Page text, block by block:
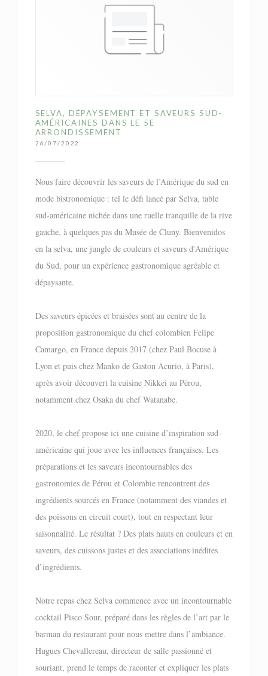
SELVA, DÉPAYSEMENT ET SAVEURS SUD-
AMÉRICAINES DANS LE 5E
ARRONDISSEMENT
26/07/2022
Nous faire découvrir les saveurs de l’Amérique du sud en
mode bistronomique : tel le défi lancé par Selva, table
sud-américaine nichée dans une ruelle tranquille de la rive
gauche, à quelques pas du Musée de Cluny. Bienvenidos
en la selva, une jungle de couleurs et saveurs d'Amérique
du Sud, pour un expérience gastronomique agréable et
dépaysante.
Des saveurs épicées et braisées sont au centre de la
proposition gastronomique du chef colombien Felipe
Camargo, en France depuis 2017 (chez Paul Bocuse à
Lyon et puis chez Manko de Gaston Acurio, à Paris),
après avoir découvert la cuisine Nikkei au Pérou,
notamment chez Osaka du chef Watanabe.
2020, le chef propose ici une cuisine d’inspiration sud-
américaine qui joue avec les influences françaises. Les
préparations et les saveurs incontournables des
gastronomies de Pérou et Colombie rencontrent des
ingrédients sourcés en France (notamment des viandes et
des poissons en circuit court), tout en respectant leur
saisonnalité. Le résultat ? Des plats hauts en couleurs et en
saveurs, des cuissons justes et des associations inédites
d’ingrédients.
Notre repas chez Selva commence avec un incontournable
cocktail Pisco Sour, préparé dans les règles de l’art par le
barman du restaurant pour nous mettre dans l’ambiance.
Hugues Chevallereau, directeur de salle passionné et
souriant, prend le temps de raconter et expliquer les plats